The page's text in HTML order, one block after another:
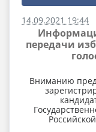
14.09.2021 19:44
передачи
Вниманию